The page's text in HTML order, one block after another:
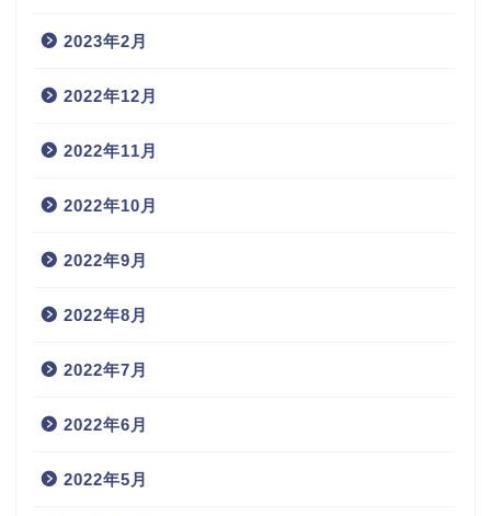
2023年2月
2022年12月
2022年11月
2022年10月
2022年9月
2022年8月
2022年7月
2022年6月
2022年5月